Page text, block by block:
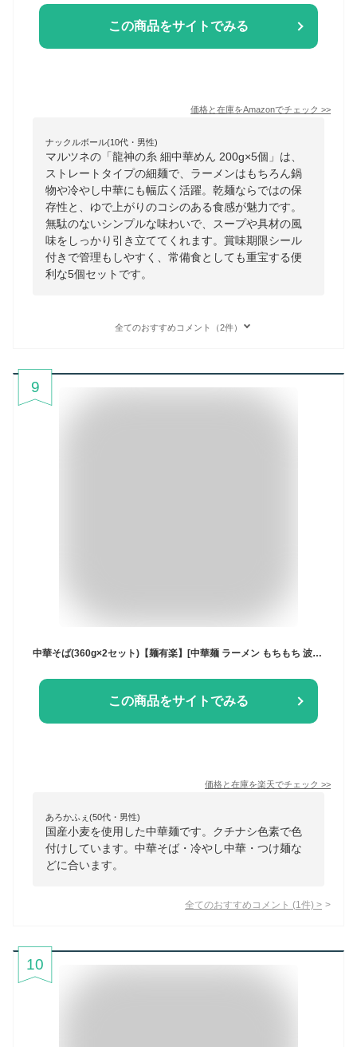
この商品をサイトでみる
価格と在庫をAmazonでチェック >>
ナックルボール(10代・男性)
マルツネの「龍神の糸 細中華めん 200g×5個」は、
ストレートタイプの細麺で、ラーメンはもちろん鍋
物や冷やし中華にも幅広く活躍。乾麺ならではの保
存性と、ゆで上がりのコシのある食感が魅力です。
無駄のないシンプルな味わいで、スープや具材の風
味をしっかり引き立ててくれます。賞味期限シール
付きで管理もしやすく、常備食としても重宝する便
利な5個セットです。
全てのおすすめコメント（2件）
9
中華そば(360g×2セット)【麺有楽】[中華麺 ラーメン もちもち 波打ち麺 乾麺]
この商品をサイトでみる
価格と在庫を楽天でチェック >>
あろかふぇ(50代・男性)
国産小麦を使用した中華麺です。クチナシ色素で色
付けしています。中華そば・冷やし中華・つけ麺な
どに合います。
全てのおすすめコメント (1 件) >
10